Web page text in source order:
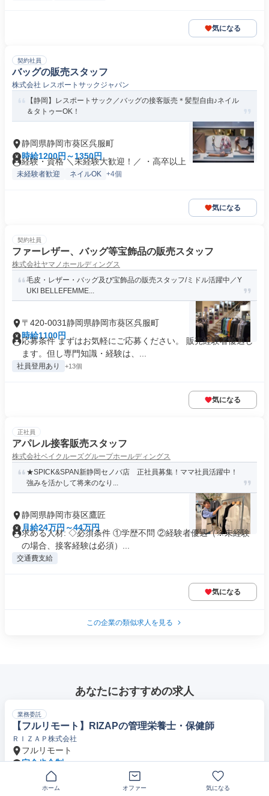
気になる
契約社員
バッグの販売スタッフ
株式会社 レスポートサックジャパン
【静岡】レスポートサック／バッグの接客販売＊髪型自由♪ネイル
＆タトゥーOK！
静岡県静岡市葵区呉服町
時給1200円～1350円
経験・資格 ＼未経験大歓迎！／ ・高卒以上
未経験者歓迎 ネイルOK +4個
気になる
契約社員
ファーレザー、バッグ等宝飾品の販売スタッフ
株式会社ヤマノホールディングス
毛皮・レザー・バッグ及び宝飾品の販売スタッフ/ミドル活躍中／Y
UKI BELLEFEMME...
〒420-0031静岡県静岡市葵区呉服町
時給1100円
応募条件 まずはお気軽にご応募ください。 販売経験者優遇し
ます。但し専門知識・経験は、...
社員登用あり +13個
気になる
正社員
アパレル接客販売スタッフ
株式会社ベイクルーズグループホールディングス
★SPICK&SPAN新静岡セノバ店 正社員募集！ママ社員活躍中！
強みを活かして将来のなり...
静岡県静岡市葵区鷹匠
月給24万円～44万円
求める人材: ◇必須条件 ①学歴不問 ②経験者優遇（※未経験
の場合、接客経験は必須）...
交通費支給
気になる
この企業の類似求人を見る
あなたにおすすめの求人
業務委託
【フルリモート】RIZAPの管理栄養士・保健師
ＲＩＺＡＰ株式会社
フルリモート
完全歩合制
ホーム オファー 気になる